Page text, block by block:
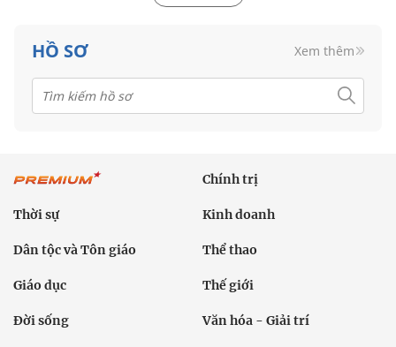
HỒ SƠ Xem thêm
Chính trị
Thời sự Kinh doanh
Dân tộc và Tôn giáo Thể thao
Giáo dục Thế giới
Đời sống Văn hóa - Giải trí